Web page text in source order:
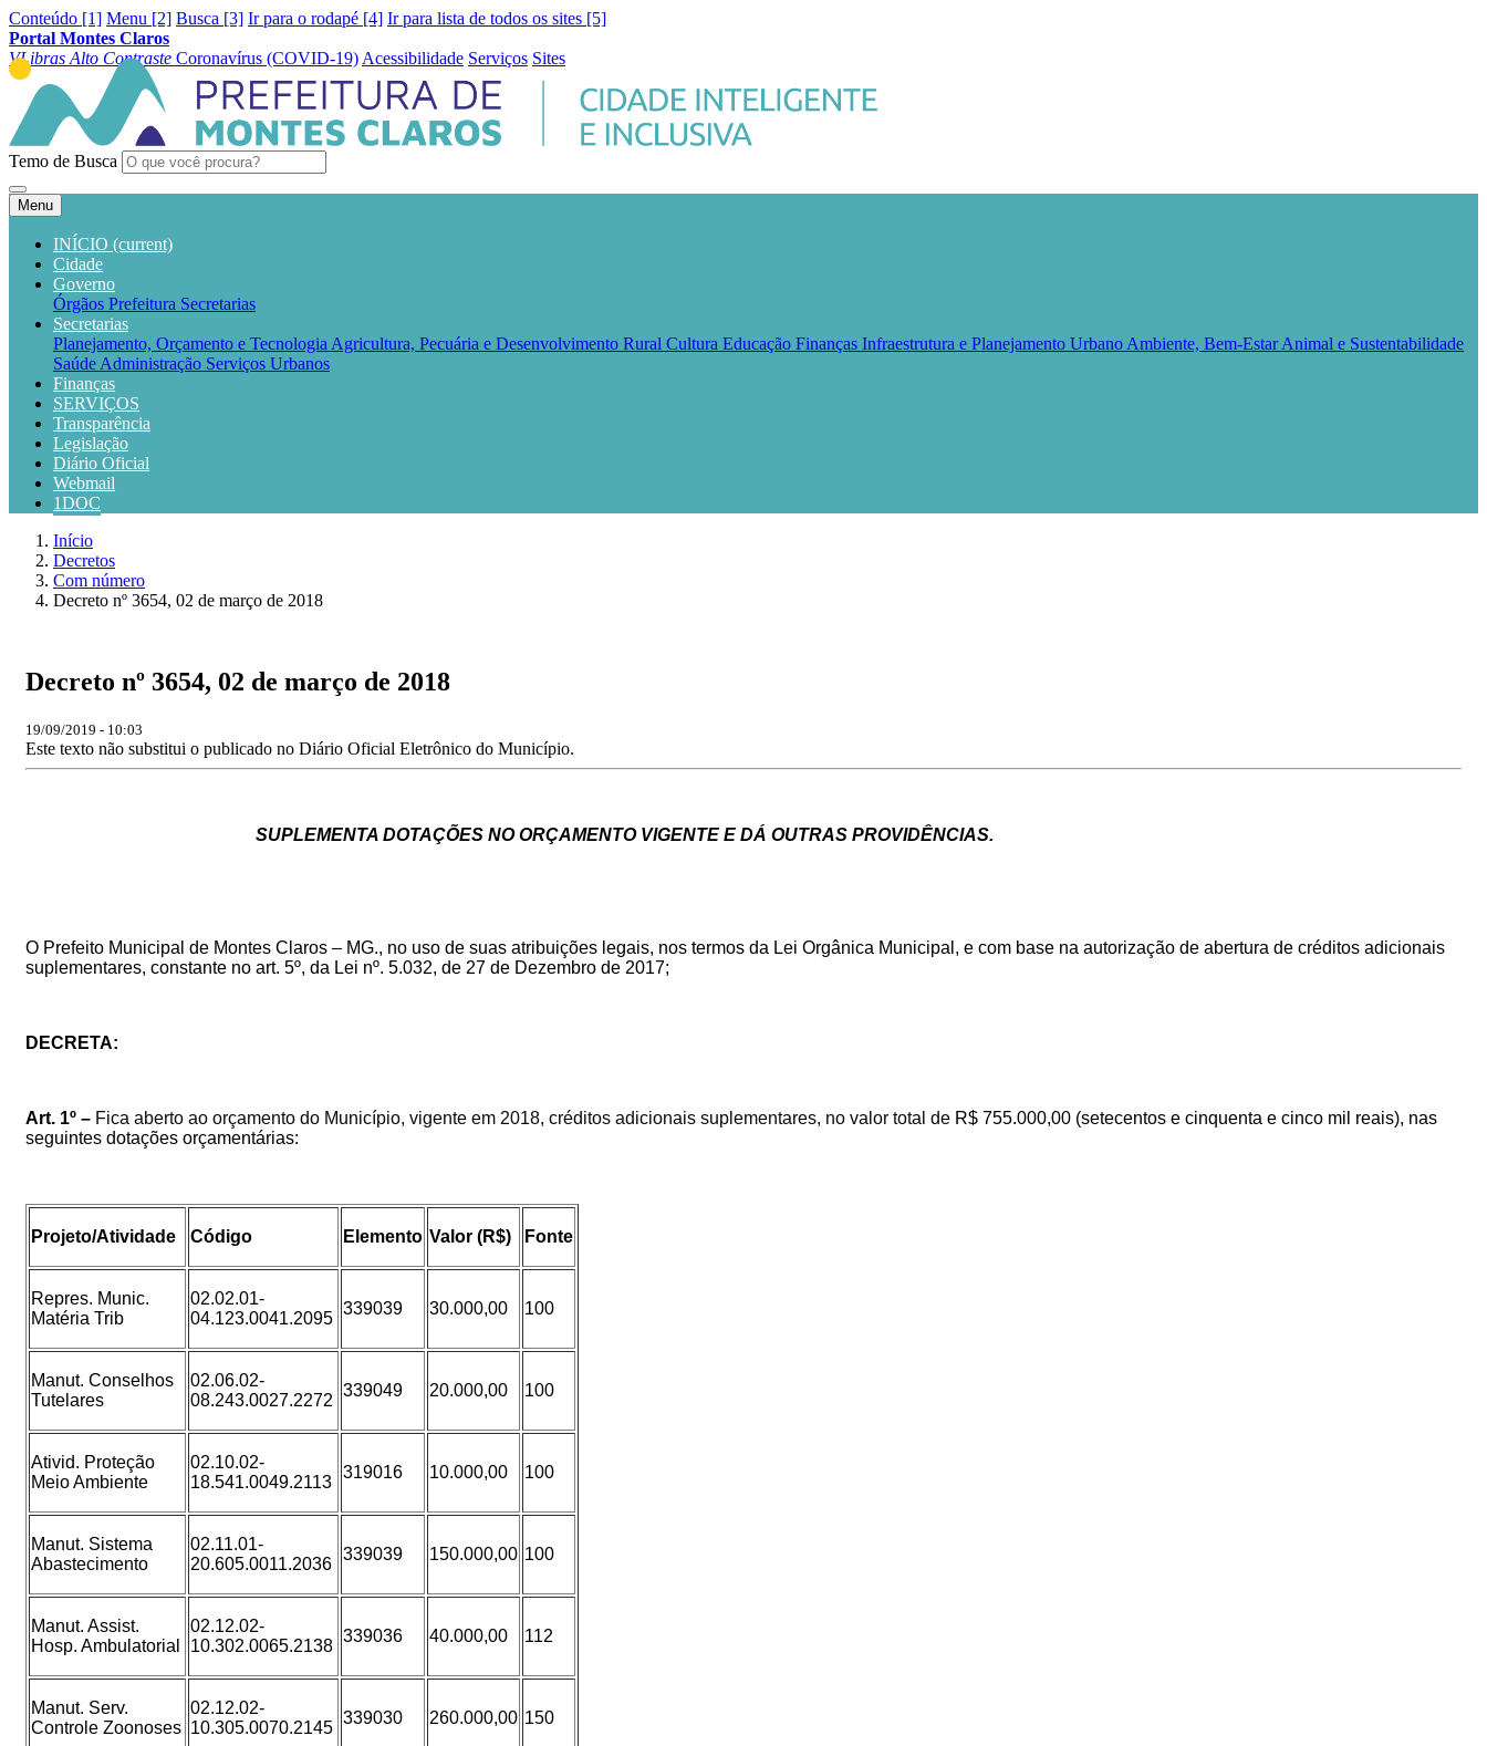
Conteúdo [1] Menu [2] Busca [3] Ir para o rodapé [4] Ir para lista de todos os sites [5]
Portal Montes Claros
VLibras Alto Contraste Coronavírus (COVID-19) Acessibilidade Serviços Sites
Temo de Busca
Menu
INÍCIO (current)
Cidade
Governo
Órgãos Prefeitura Secretarias
Secretarias
Planejamento, Orçamento e Tecnologia Agricultura, Pecuária e Desenvolvimento Rural Cultura Educação Finanças Infraestrutura e Planejamento Urbano Ambiente, Bem-Estar Animal e Sustentabilidade
Saúde Administração Serviços Urbanos
Finanças
SERVIÇOS
Transparência
Legislação
Diário Oficial
Webmail
1DOC
Início
Decretos
Com número
Decreto nº 3654, 02 de março de 2018
Decreto nº 3654, 02 de março de 2018
19/09/2019 - 10:03
Este texto não substitui o publicado no Diário Oficial Eletrônico do Município.
SUPLEMENTA DOTAÇÕES NO ORÇAMENTO VIGENTE E DÁ OUTRAS PROVIDÊNCIAS.
O Prefeito Municipal de Montes Claros – MG., no uso de suas atribuições legais, nos termos da Lei Orgânica Municipal, e com base na autorização de abertura de créditos adicionais
suplementares, constante no art. 5º, da Lei nº. 5.032, de 27 de Dezembro de 2017;
DECRETA:
Art. 1º – Fica aberto ao orçamento do Município, vigente em 2018, créditos adicionais suplementares, no valor total de R$ 755.000,00 (setecentos e cinquenta e cinco mil reais), nas
seguintes dotações orçamentárias:
Projeto/Atividade Código Elemento Valor (R$) Fonte
Repres. Munic.
Matéria Trib
02.02.01-
04.123.0041.2095
339039 30.000,00 100
Manut. Conselhos
Tutelares
02.06.02-
08.243.0027.2272
339049 20.000,00 100
Ativid. Proteção
Meio Ambiente
02.10.02-
18.541.0049.2113
319016 10.000,00 100
Manut. Sistema
Abastecimento
02.11.01-
20.605.0011.2036
339039 150.000,00 100
Manut. Assist.
Hosp. Ambulatorial
02.12.02-
10.302.0065.2138
339036 40.000,00 112
Manut. Serv.
Controle Zoonoses
02.12.02-
10.305.0070.2145
339030 260.000,00 150